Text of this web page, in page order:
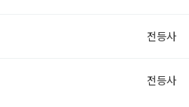
전등사
전등사